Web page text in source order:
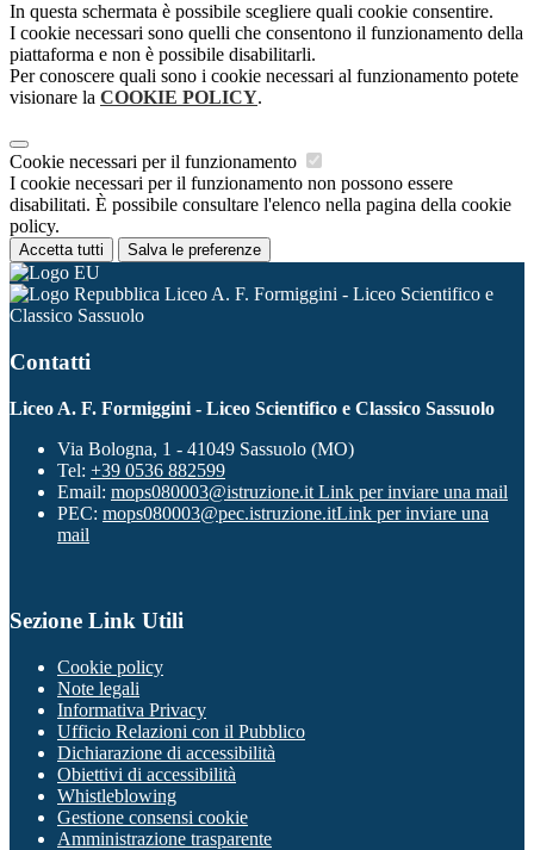
In questa schermata è possibile scegliere quali cookie consentire.
I cookie necessari sono quelli che consentono il funzionamento della
piattaforma e non è possibile disabilitarli.
Per conoscere quali sono i cookie necessari al funzionamento potete
visionare la COOKIE POLICY.
Cookie necessari per il funzionamento
I cookie necessari per il funzionamento non possono essere
disabilitati. È possibile consultare l'elenco nella pagina della cookie
policy.
Accetta tutti Salva le preferenze
Liceo A. F. Formiggini - Liceo Scientifico e
Classico Sassuolo
Contatti
Liceo A. F. Formiggini - Liceo Scientifico e Classico Sassuolo
Via Bologna, 1 - 41049 Sassuolo (MO)
Tel: +39 0536 882599
Email: mops080003@istruzione.it Link per inviare una mail
PEC: mops080003@pec.istruzione.itLink per inviare una
mail
Sezione Link Utili
Cookie policy
Note legali
Informativa Privacy
Ufficio Relazioni con il Pubblico
Dichiarazione di accessibilità
Obiettivi di accessibilità
Whistleblowing
Gestione consensi cookie
Amministrazione trasparente